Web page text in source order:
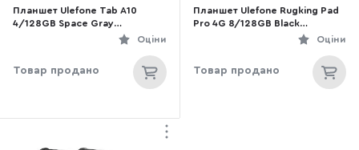
Планшет Ulefone Tab A10
4/128GB Space Gray
Оціни
Товар продано
Планшет Ulefone Rugking Pad
Pro 4G 8/128GB Black
Оціни
Товар продано